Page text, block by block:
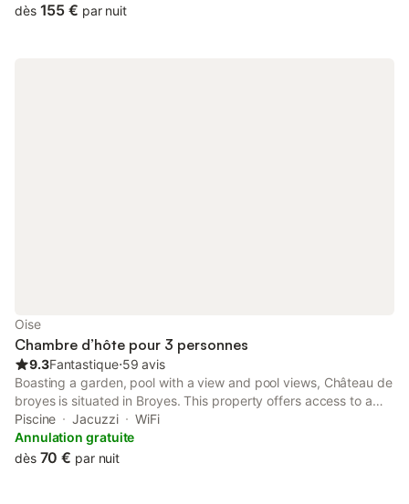
dès 155 € par nuit
Oise
Chambre d’hôte pour 3 personnes
9.3Fantastique⋅59 avis
Boasting a garden, pool with a view and pool views, Château de
broyes is situated in Broyes. This property offers access to a
terrace, free private parking and free WiFi. Outdoor seating is
also available at the bed and breakfast.
Piscine Jacuzzi
WiFi
Annulation gratuite
dès 70 € par nuit